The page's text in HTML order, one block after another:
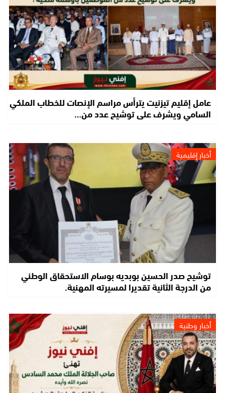
عامل إقليم تيزنيت يترأس مراسم الإنصات للخطاب الملكي
السامي ويشرف على توشيح عدد من…
أخبار إقليمية
توشيح صدر الحسين بوبديه بوسام الاستحقاق الوطني
من الدرجة الثانية تقديرا لمسيرته المهنية.
أخبار وطنية